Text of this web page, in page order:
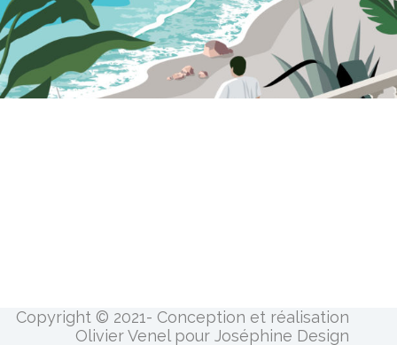
Copyright © 2021- Conception et réalisation
Olivier Venel pour Joséphine Design